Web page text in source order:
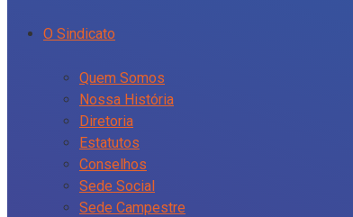
O Sindicato
Quem Somos
Nossa História
Diretoria
Estatutos
Conselhos
Sede Social
Sede Campestre